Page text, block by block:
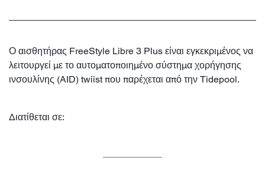
Ο αισθητήρας FreeStyle Libre 3 Plus είναι εγκεκριμένος να
λειτουργεί με το αυτοματοποιημένο σύστημα χορήγησης
ινσουλίνης (AID) twiist που παρέχεται από την Tidepool.
Διατίθεται σε: